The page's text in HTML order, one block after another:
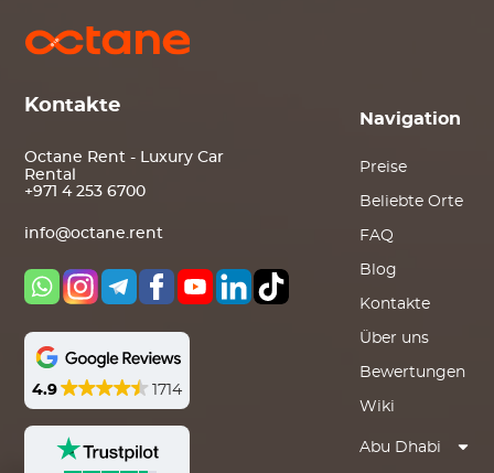
Kontakte
Octane Rent - Luxury Car
Rental
+971 4 253 6700
info@octane.rent
4.9 1714
Navigation
Preise
Beliebte Orte
FAQ
Blog
Kontakte
Über uns
Bewertungen
Wiki
Abu Dhabi